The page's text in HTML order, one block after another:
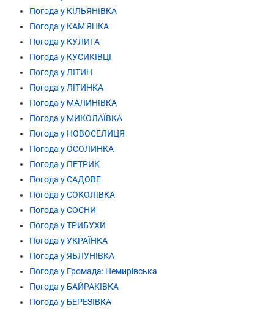
Погода у КІЛЬЯНІВКА
Погода у КАМ'ЯНКА
Погода у КУЛИГА
Погода у КУСИКІВЦІ
Погода у ЛІТИН
Погода у ЛІТИНКА
Погода у МАЛИНІВКА
Погода у МИКОЛАЇВКА
Погода у НОВОСЕЛИЦЯ
Погода у ОСОЛИНКА
Погода у ПЕТРИК
Погода у САДОВЕ
Погода у СОКОЛІВКА
Погода у СОСНИ
Погода у ТРИБУХИ
Погода у УКРАЇНКА
Погода у ЯБЛУНІВКА
Погода у Громада: Немирівська
Погода у БАЙРАКІВКА
Погода у БЕРЕЗІВКА